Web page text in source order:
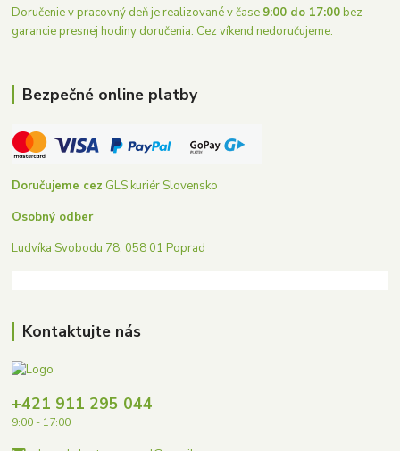
Doručenie v pracovný deň je realizované v čase 9:00 do 17:00bez
garancie presnej hodiny doručenia. Cez víkend nedoručujeme.
Bezpečné online platby
Doručujeme cez GLS kuriér Slovensko
Osobný odber
Ludvíka Svobodu 78, 058 01 Poprad
Kontaktujte nás
+421 911 295 044
9:00 - 17:00